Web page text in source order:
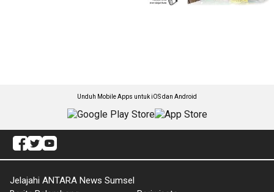
Unduh Mobile Apps untuk iOS dan Android
Jelajahi ANTARA News Sumsel